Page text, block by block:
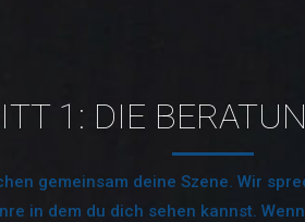
1: DIE
gemeinsam deine Szene. Wir
in dem du dich sehen kannst.